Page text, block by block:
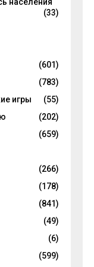
(33)
(601)
(783)
игры
(55)
(202)
(659)
(266)
(178)
(841)
(49)
(6)
(599)